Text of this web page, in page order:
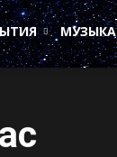
МУЗЫКА